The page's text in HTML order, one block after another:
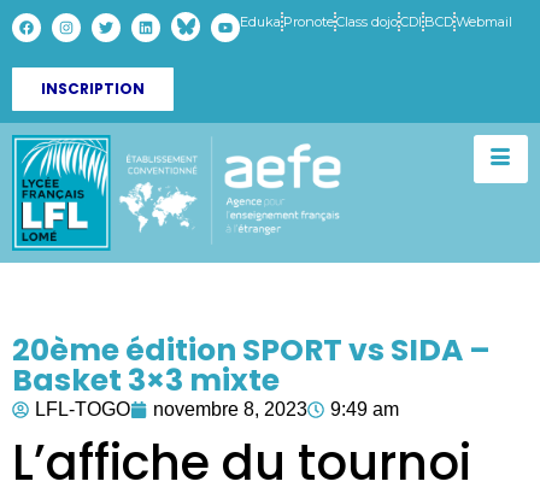
Eduka PronoteClass dojoCDI BCDWebmail
INSCRIPTION
20ème édition SPORT vs SIDA –
Basket 3×3 mixte
LFL-TOGO novembre 8, 2023 9:49 am
L’affiche du tournoi